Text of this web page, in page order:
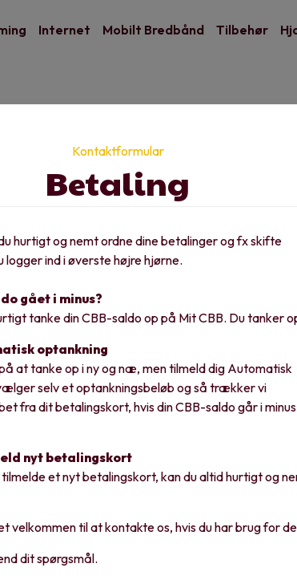
Kontaktformular
Betaling
hurtigt og nemt ordne dine betalinger og fx skifte
logger ind i øverste højre hjørne.
gået i minus?
tanke din CBB-saldo op på Mit CBB. Du tanker
optankning
at tanke op i ny og næ, men tilmeld dig Automatisk
selv et optankningsbeløb og så trækker vi
fra dit betalingskort, hvis din CBB-saldo går i
nyt betalingskort
et nyt betalingskort, kan du altid hurtigt og
velkommen til at kontakte os, hvis du har brug for
dit spørgsmål.
Internet Mobilt Bredbånd Tilbehør
Åbningstider
svar
finde PIN- og PUK-koder, bestille SIM-kort, skifte
på rigtigt mange spørgsmål om blandt andet brug
. Hvis din henvendelse haster, opfordres du til
svar på mail. Skriv ikke kredit- eller